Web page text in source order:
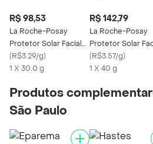
R$ 98,53
La Roche-Posay
Protetor Solar Facial
Anthelios Ultra Cover
(R$3.29/g)
1 X 30.0 g
R$ 142,79
La Roche-Posay
Protetor Solar
Anthelios Ae-
Pigmentation
(R$3.57/g)
1 X 40 g
Produtos
São Paulo